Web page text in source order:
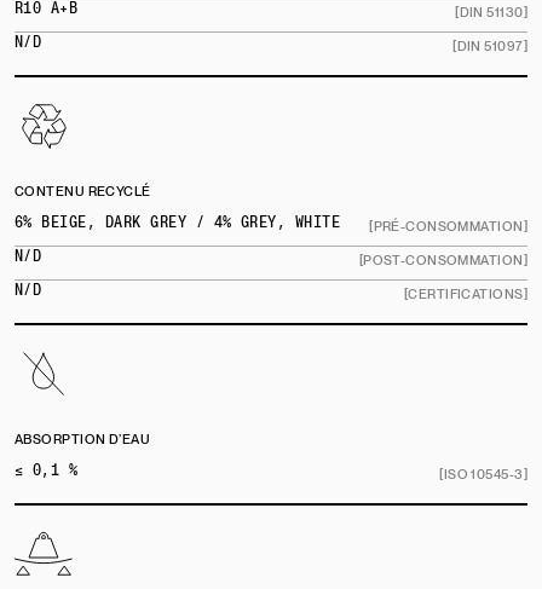
R10 A+B
[DIN 51130]
N/D
[DIN 51097]
CONTENU RECYCLÉ
6% BEIGE, DARK GREY / 4% GREY, WHITE
[PRÉ-CONSOMMATION]
N/D
[POST-CONSOMMATION]
N/D
[CERTIFICATIONS]
ABSORPTION D’EAU
≤ 0,1 %
[ISO 10545-3]